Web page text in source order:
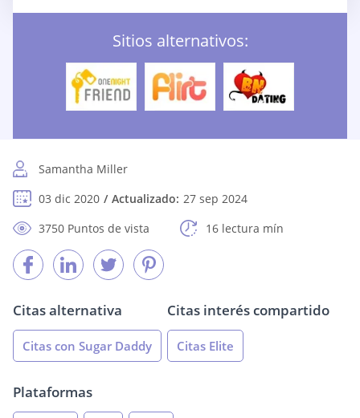
Sitios alternativos:
Samantha Miller
03 dic 2020
Actualizado: 27 sep 2024
3750 Puntos de vista
16 lectura mín
Citas alternativa
Citas con Sugar Daddy
Citas interés compartido
Citas Elite
Plataformas